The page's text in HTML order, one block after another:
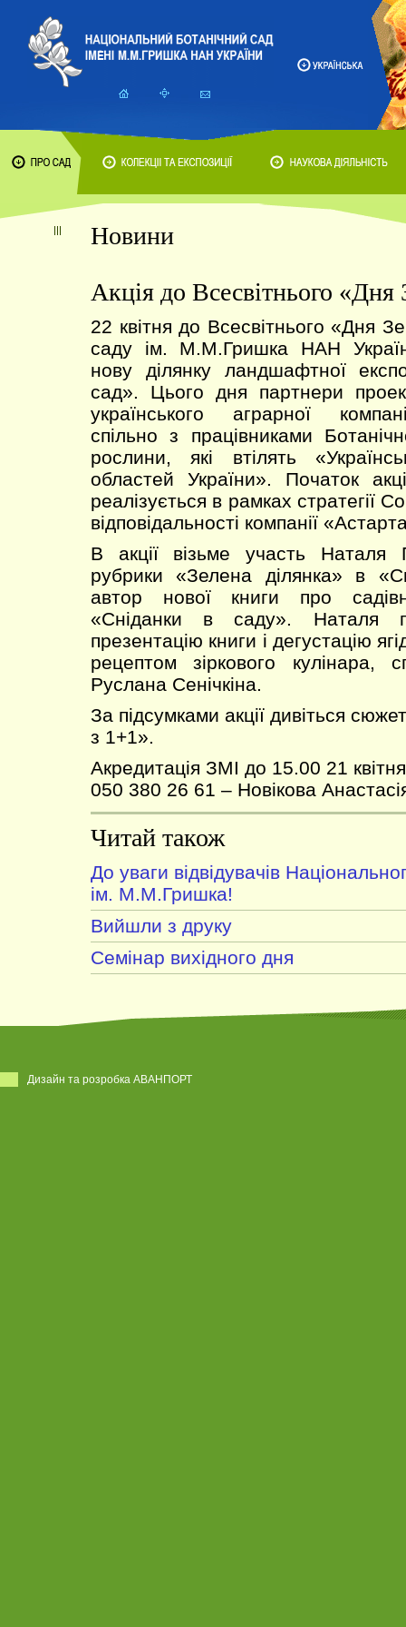
Новини
Акція до Всесвітнього «Дня
22 квітня до Всесвітнього «Дня
саду ім. М.М.Гришка НАН
нову ділянку ландшафтної
сад». Цього дня партнери
українського аграрної
спільно з працівниками
рослини, які втілять
областей України». Початок
реалізується в рамках стратегії
відповідальності компанії
В акції візьме участь Наталя
рубрики «Зелена ділянка» в
автор нової книги про
«Сніданки в саду». Наталя
презентацію книги і дегустацію
рецептом зіркового кулінара,
Руслана Сенічкіна.
За підсумками акції дивіться
з 1+1».
Акредитація ЗМІ до 15.00 21
050 380 26 61 – Новікова
Читай також
До уваги відвідувачів
ім. М.М.Гришка!
Вийшли з друку
Семінар вихідного дня
Дизайн та розробка АВАНПОРТ